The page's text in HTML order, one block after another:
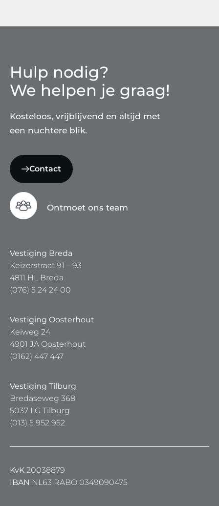
Hulp nodig?
We helpen je graag!
Kosteloos, vrijblijvend en altijd met
een nuchtere blik.
Contact
Ontmoet ons team
Vestiging Breda
Keizerstraat 91 – 93
4811 HL Breda
(076) 5 24 24 00
Vestiging Oosterhout
Keiweg 24
4901 JA Oosterhout
(0162) 447 447
Vestiging Tilburg
Bredaseweg 368
5037 LG Tilburg
(013) 5 952 952
KvK 20038879
IBAN NL63 RABO 0349090475